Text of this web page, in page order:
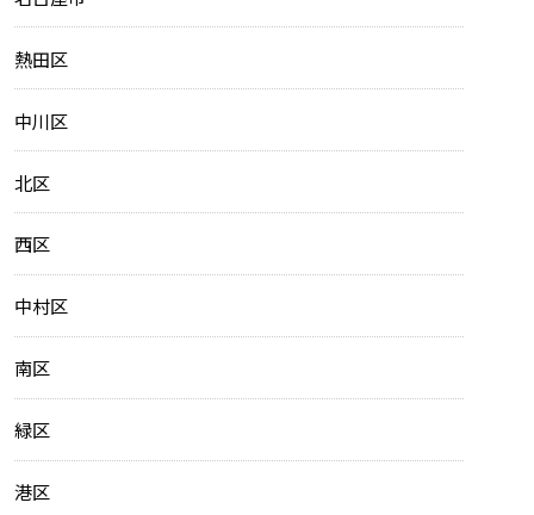
熱田区
中川区
北区
西区
中村区
南区
緑区
港区